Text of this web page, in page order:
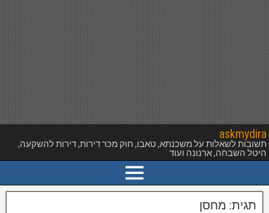
askmydira
תשובות לשאלות על משכנתא, טאבו, חוק מכר דירות, דירות להשקעה,
היטל השבחה, ארנונה ועוד
תגית: מחסן